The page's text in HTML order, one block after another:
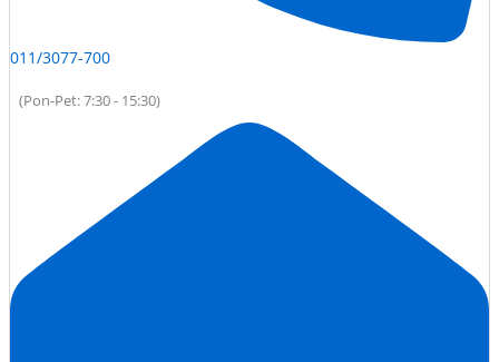
011/3077-700
(Pon-Pet: 7:30 - 15:30)